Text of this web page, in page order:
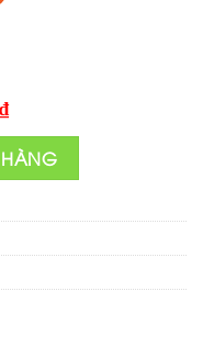
₫Current
price
is:
5,000,000 ₫.
sản 41 số lượng